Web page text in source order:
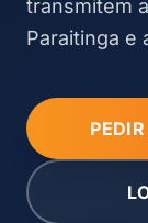
transmitem
Paraitinga e